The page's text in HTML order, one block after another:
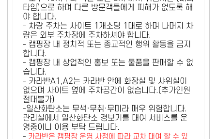
타임)으로 하며 다른 방문객들에게 피해가 없도록 해
야 합니다.
- 차량 주차는 사이트 1개소당 1대로 하며 나머지 차
량은 외부 주차장에 주차하셔야 합니다.
- 캠핑장 내 정치적 또는 종교적인 행위 활동을 금지
합니다.
- 캠핑장 내 상업적인 홍보 또는 물품을 판매할 수 없
습니다.
- 카라반A1,A2는 카라반 안에 화장실 및 샤워실이
없으며 사이트 옆에 주차공간이 없습니다.(추가인원
절대불가)
-일산화탄소는 무색·무취·무미라 매우 위험합니다.
관리실에서 일산화탄소 경보기를 대여 서비스를 운
영중이니 이용 부탁 드립니다.
- 카라반은 캠핑장 운영 사정에 따라 교차 대여 할 수 있